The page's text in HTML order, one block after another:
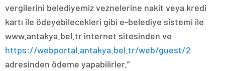
vergilerini belediyemiz veznelerine nakit veya kredi
kartı ile ödeyebilecekleri gibi e-belediye sistemi ile
www.antakya.bel.tr internet sitesinden ve
https://webportal.antakya.bel.tr/web/guest/2
adresinden ödeme yapabilirler.”